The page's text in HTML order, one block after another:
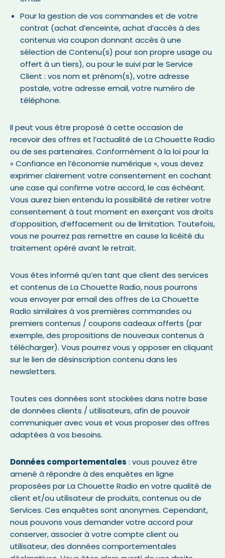
Pour la gestion de vos commandes et de votre
contrat (achat d’enceinte, achat d’accès à des
contenus via coupon donnant accès à une
sélection de Contenu(s) pour son propre usage ou
offert à un tiers), ou pour le suivi par le Service
Client : vos nom et prénom(s), votre adresse
postale, votre adresse email, votre numéro de
téléphone.
Il peut vous être proposé à cette occasion de
recevoir des offres et l’actualité de La Chouette Radio
ou de ses partenaires. Conformément à la loi pour la
« Confiance en l’économie numérique », vous devez
exprimer clairement votre consentement en cochant
une case qui confirme votre accord, le cas échéant.
Vous aurez bien entendu la possibilité de retirer votre
consentement à tout moment en exerçant vos droits
d’opposition, d’effacement ou de limitation. Toutefois,
vous ne pourrez pas remettre en cause la licéité du
traitement opéré avant le retrait.
Vous êtes informé qu’en tant que client des services
et contenus de La Chouette Radio, nous pourrons
vous envoyer par email des offres de La Chouette
Radio similaires à vos premières commandes ou
premiers contenus / coupons cadeaux offerts (par
exemple, des propositions de nouveaux contenus à
télécharger). Vous pourrez vous y opposer en cliquant
sur le lien de désinscription contenu dans les
newsletters.
Toutes ces données sont stockées dans notre base
de données clients / utilisateurs, afin de pouvoir
communiquer avec vous et vous proposer des offres
adaptées à vos besoins.
Données comportementales : vous pouvez être
amené à répondre à des enquêtes en ligne
proposées par La Chouette Radio en votre qualité de
client et/ou utilisateur de produits, contenus ou de
Services. Ces enquêtes sont anonymes. Cependant,
nous pouvons vous demander votre accord pour
conserver, associer à votre compte client ou
utilisateur, des données comportementales